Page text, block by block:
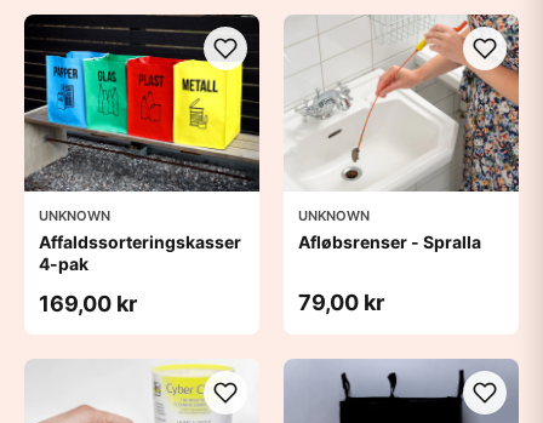
UNKNOWN
Affaldssorteringskasser
4-pak
169,00 kr
UNKNOWN
Afløbsrenser - Spralla
79,00 kr